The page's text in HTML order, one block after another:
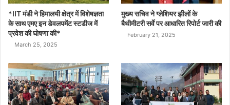
*IIT मंडी ने हिमालयी क्षेत्र में विशेषज्ञता
के साथ एमए इन डेवलपमेंट स्टडीज में
प्रवेश की घोषणा की*
March 25, 2025
मुख्य सचिव ने ग्लेशियर झीलों के
बैथीमीटरी सर्वे पर आधारित रिपोर्ट जारी की
February 21, 2025